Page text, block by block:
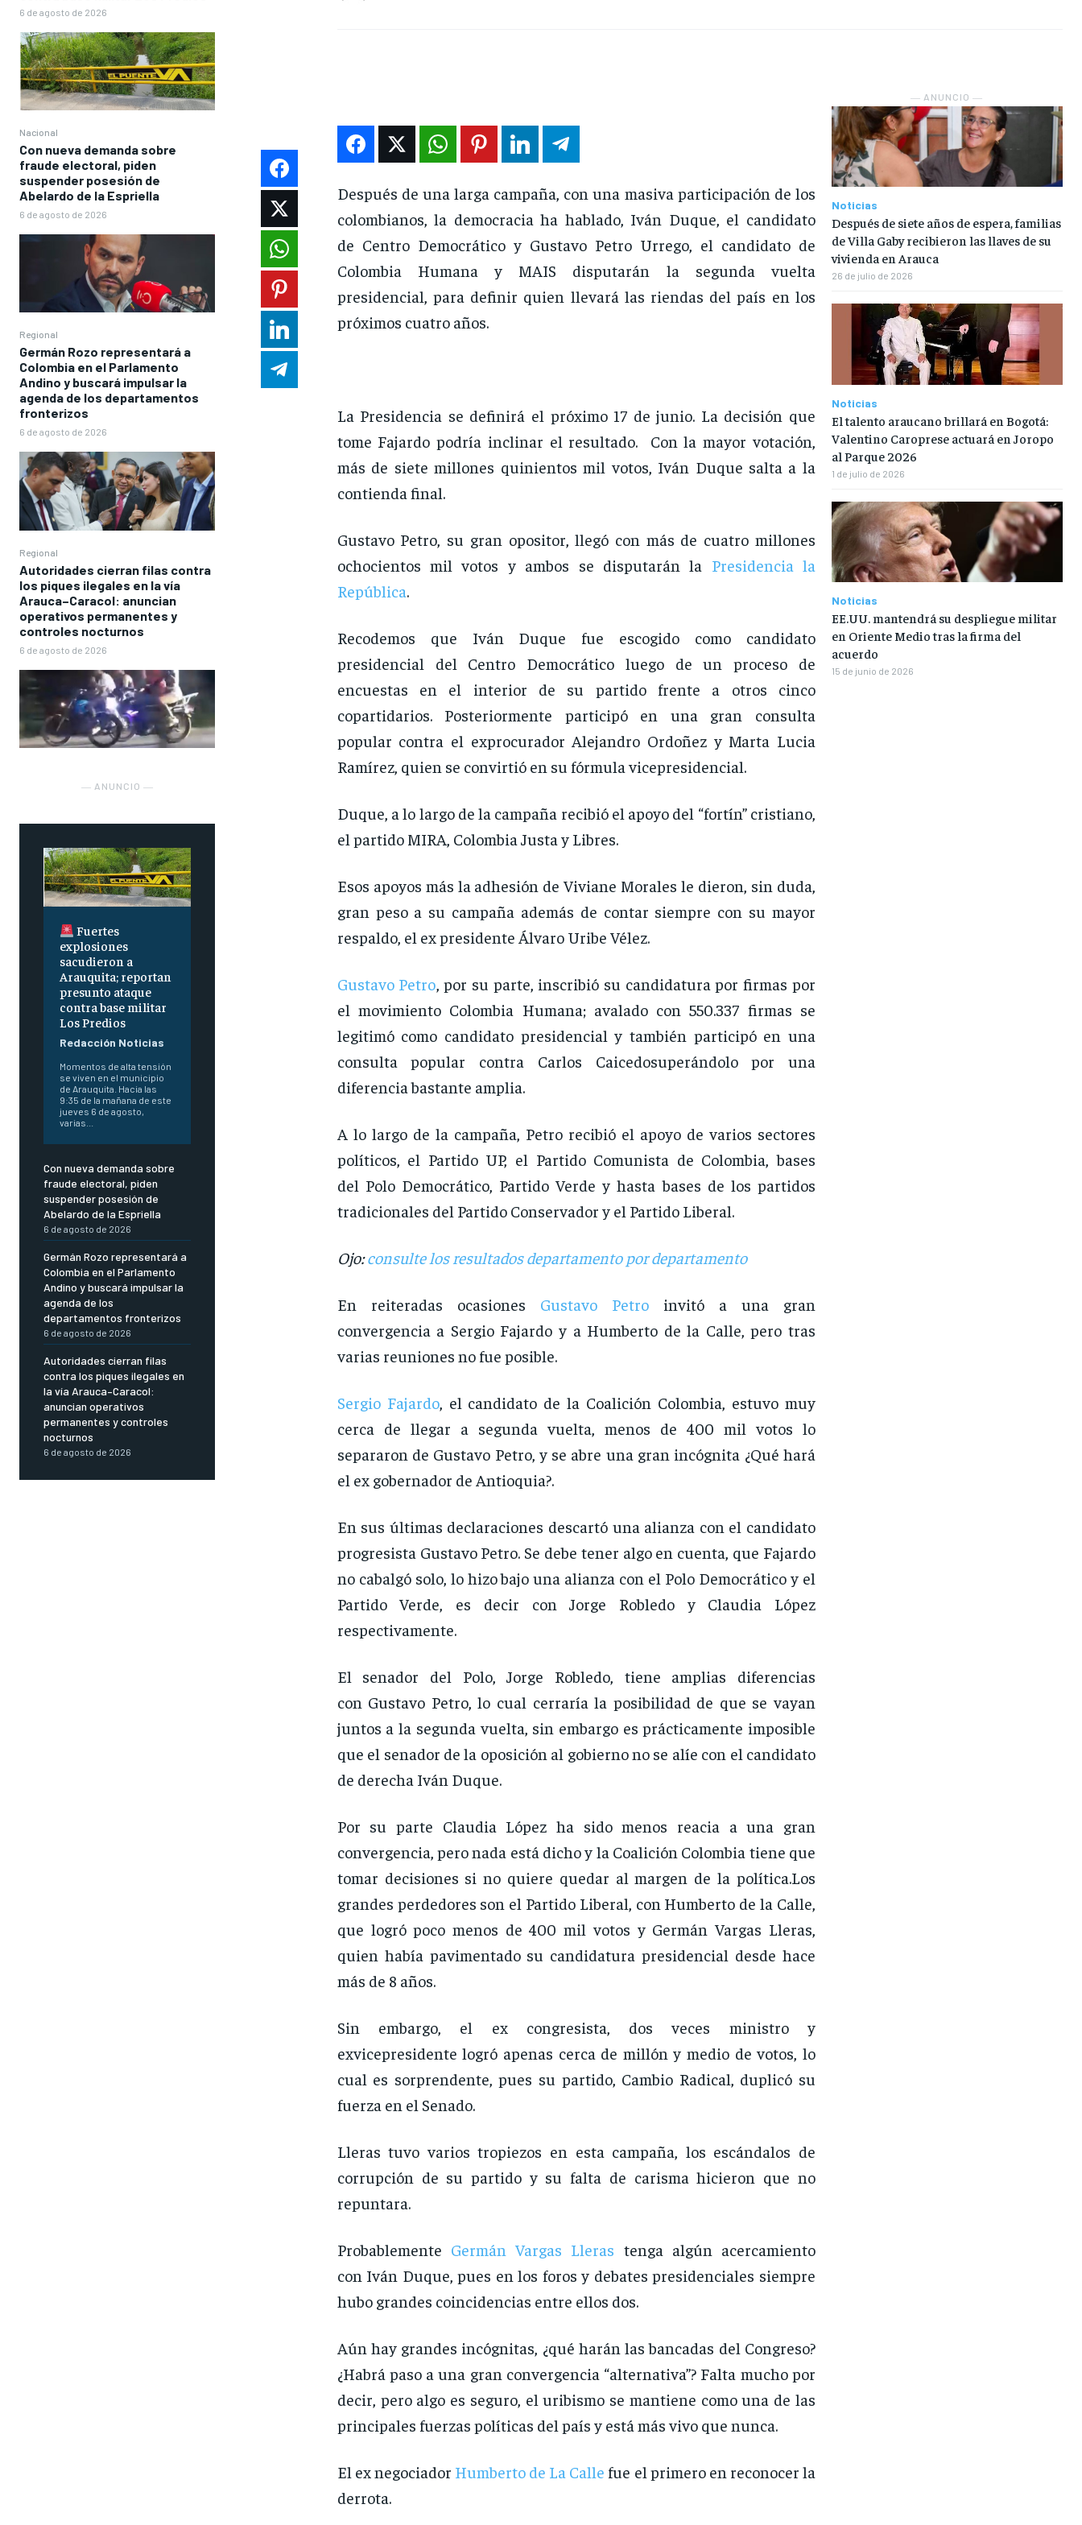
INSTITUCIONAL
PUATE CON NOSOTROS
INSTITUCIONAL
PUATE CON NOSOTROS
INSTITUCIONAL
PUATE CON NOSOTROS
INSTITUCIONAL
PUATE CON NOSOTROS
6 de agosto de 2026
Nacional
Con nueva demanda sobre
fraude electoral, piden
suspender posesión de
Abelardo de la Espriella
6 de agosto de 2026
Regional
Germán Rozo representará a
Colombia en el Parlamento
Andino y buscará impulsar la
agenda de los departamentos
fronterizos
6 de agosto de 2026
Regional
Autoridades cierran filas contra
los piques ilegales en la vía
Arauca–Caracol: anuncian
operativos permanentes y
controles nocturnos
6 de agosto de 2026
― ANUNCIO ―
Fuertes
explosiones
sacudieron a
Arauquita; reportan
presunto ataque
contra base militar
Los Predios
Redacción Noticias
Momentos de alta tensión
se viven en el municipio
de Arauquita. Hacia las
9:35 de la mañana de este
jueves 6 de agosto,
varias...
Con nueva demanda sobre
fraude electoral, piden
suspender posesión de
Abelardo de la Espriella
6 de agosto de 2026
Germán Rozo representará a
Colombia en el Parlamento
Andino y buscará impulsar la
agenda de los
departamentos fronterizos
6 de agosto de 2026
Autoridades cierran filas
contra los piques ilegales en
la vía Arauca–Caracol:
anuncian operativos
permanentes y controles
nocturnos
6 de agosto de 2026
Después de una larga campaña, con una masiva participación de los
colombianos, la democracia ha hablado, Iván Duque, el candidato
de Centro Democrático y Gustavo Petro Urrego, el candidato de
Colombia Humana y MAIS disputarán la segunda vuelta
presidencial, para definir quien llevará las riendas del país en los
próximos cuatro años.
La Presidencia se definirá el próximo 17 de junio. La decisión que
tome Fajardo podría inclinar el resultado. Con la mayor votación,
más de siete millones quinientos mil votos, Iván Duque salta a la
contienda final.
Gustavo Petro, su gran opositor, llegó con más de cuatro millones
ochocientos mil votos y ambos se disputarán la Presidencia la
República.
Recodemos que Iván Duque fue escogido como candidato
presidencial del Centro Democrático luego de un proceso de
encuestas en el interior de su partido frente a otros cinco
copartidarios. Posteriormente participó en una gran consulta
popular contra el exprocurador Alejandro Ordoñez y Marta Lucia
Ramírez, quien se convirtió en su fórmula vicepresidencial.
Duque, a lo largo de la campaña recibió el apoyo del “fortín” cristiano,
el partido MIRA, Colombia Justa y Libres.
Esos apoyos más la adhesión de Viviane Morales le dieron, sin duda,
gran peso a su campaña además de contar siempre con su mayor
respaldo, el ex presidente Álvaro Uribe Vélez.
Gustavo Petro , por su parte, inscribió su candidatura por firmas por
el movimiento Colombia Humana; avalado con 550.337 firmas se
legitimó como candidato presidencial y también participó en una
consulta popular contra Carlos Caicedosuperándolo por una
diferencia bastante amplia.
A lo largo de la campaña, Petro recibió el apoyo de varios sectores
políticos, el Partido UP, el Partido Comunista de Colombia, bases
del Polo Democrático, Partido Verde y hasta bases de los partidos
tradicionales del Partido Conservador y el Partido Liberal.
Ojo:consulte los resultados departamento por departamento
En reiteradas ocasiones Gustavo Petroinvitó a una gran
convergencia a Sergio Fajardo y a Humberto de la Calle, pero tras
varias reuniones no fue posible.
Sergio Fajardo, el candidato de la Coalición Colombia, estuvo muy
cerca de llegar a segunda vuelta, menos de 400 mil votos lo
separaron de Gustavo Petro, y se abre una gran incógnita ¿Qué hará
el ex gobernador de Antioquia?.
En sus últimas declaraciones descartó una alianza con el candidato
progresista Gustavo Petro. Se debe tener algo en cuenta, que Fajardo
no cabalgó solo, lo hizo bajo una alianza con el Polo Democrático y el
Partido Verde, es decir con Jorge Robledo y Claudia López
respectivamente.
El senador del Polo, Jorge Robledo, tiene amplias diferencias
con Gustavo Petro, lo cual cerraría la posibilidad de que se vayan
juntos a la segunda vuelta, sin embargo es prácticamente imposible
que el senador de la oposición al gobierno no se alíe con el candidato
de derecha Iván Duque.
Por su parte Claudia López ha sido menos reacia a una gran
convergencia, pero nada está dicho y la Coalición Colombia tiene que
tomar decisiones si no quiere quedar al margen de la política.Los
grandes perdedores son el Partido Liberal, con Humberto de la Calle,
que logró poco menos de 400 mil votos y Germán Vargas Lleras,
quien había pavimentado su candidatura presidencial desde hace
más de 8 años.
Sin embargo, el ex congresista, dos veces ministro y
exvicepresidente logró apenas cerca de millón y medio de votos, lo
cual es sorprendente, pues su partido, Cambio Radical, duplicó su
fuerza en el Senado.
Lleras tuvo varios tropiezos en esta campaña, los escándalos de
corrupción de su partido y su falta de carisma hicieron que no
repuntara.
Probablemente Germán Vargas Lleras tenga algún acercamiento
con Iván Duque, pues en los foros y debates presidenciales siempre
hubo grandes coincidencias entre ellos dos.
Aún hay grandes incógnitas, ¿qué harán las bancadas del Congreso?
¿Habrá paso a una gran convergencia “alternativa”? Falta mucho por
decir, pero algo es seguro, el uribismo se mantiene como una de las
principales fuerzas políticas del país y está más vivo que nunca.
El ex negociador Humberto de La Calle fue el primero en reconocer la
derrota.
― ANUNCIO ―
Noticias
Después de siete años de espera, familias
de Villa Gaby recibieron las llaves de su
vivienda en Arauca
26 de julio de 2026
Noticias
El talento araucano brillará en Bogotá:
Valentino Caroprese actuará en Joropo
al Parque 2026
1 de julio de 2026
Noticias
EE.UU. mantendrá su despliegue militar
en Oriente Medio tras la firma del
acuerdo
15 de junio de 2026